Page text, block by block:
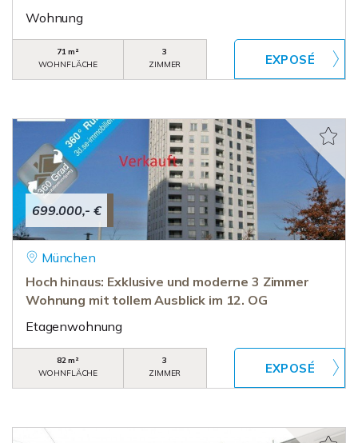
Wohnung
71 m²
WOHNFLÄCHE
3
ZIMMER
699.000,- €
München
Hoch hinaus: Exklusive und moderne 3 Zimmer
Wohnung mit tollem Ausblick im 12. OG
Etagenwohnung
82 m²
WOHNFLÄCHE
3
ZIMMER